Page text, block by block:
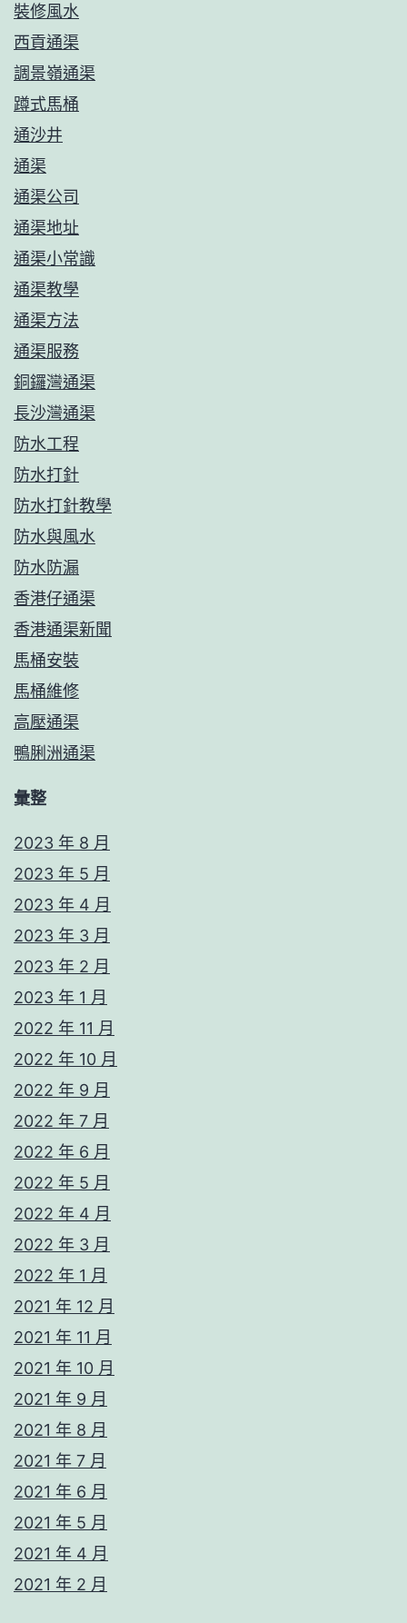
裝修風水
西貢通渠
調景嶺通渠
蹲式馬桶
通沙井
通渠
通渠公司
通渠地址
通渠小常識
通渠教學
通渠方法
通渠服務
銅鑼灣通渠
長沙灣通渠
防水工程
防水打針
防水打針教學
防水與風水
防水防漏
香港仔通渠
香港通渠新聞
馬桶安裝
馬桶維修
高壓通渠
鴨脷洲通渠
彙整
2023 年 8 月
2023 年 5 月
2023 年 4 月
2023 年 3 月
2023 年 2 月
2023 年 1 月
2022 年 11 月
2022 年 10 月
2022 年 9 月
2022 年 7 月
2022 年 6 月
2022 年 5 月
2022 年 4 月
2022 年 3 月
2022 年 1 月
2021 年 12 月
2021 年 11 月
2021 年 10 月
2021 年 9 月
2021 年 8 月
2021 年 7 月
2021 年 6 月
2021 年 5 月
2021 年 4 月
2021 年 2 月